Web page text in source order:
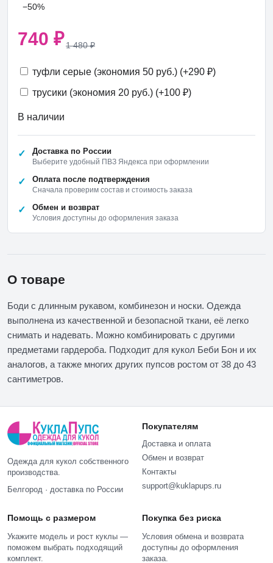
−50%
740 ₽1 480 ₽
туфли серые (экономия 50 руб.) (+290 ₽)
трусики (экономия 20 руб.) (+100 ₽)
В наличии
Доставка по России
Выберите удобный ПВЗ Яндекса при оформлении
Оплата после подтверждения
Сначала проверим состав и стоимость заказа
Обмен и возврат
Условия доступны до оформления заказа
О товаре
Боди с длинным рукавом, комбинезон и носки. Одежда
выполнена из качественной и безопасной ткани, её легко
снимать и надевать. Можно комбинировать с другими
предметами гардероба. Подходит для кукол Беби Бон и их
аналогов, а также многих других пупсов ростом от 38 до 43
сантиметров.
Одежда для кукол собственного
производства.
Белгород · доставка по России
Покупателям
Доставка и оплата
Обмен и возврат
Контакты
support@kuklapups.ru
Помощь с размером
Укажите модель и рост куклы —
поможем выбрать подходящий
комплект.
Покупка без риска
Условия обмена и возврата
доступны до оформления
заказа.